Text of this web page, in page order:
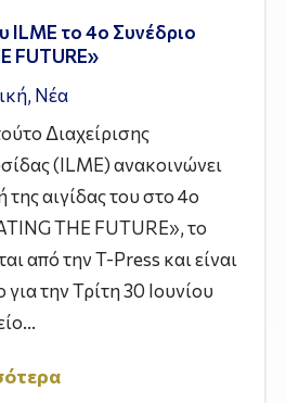
ILME το 4ο Συνέδριο
FUTURE»
, Νέα
Διαχείρισης
(ILME) ανακοινώνει
αιγίδας του στο 4ο
THE FUTURE», το
από την T-Press και είναι
την Τρίτη 30 Ιουνίου